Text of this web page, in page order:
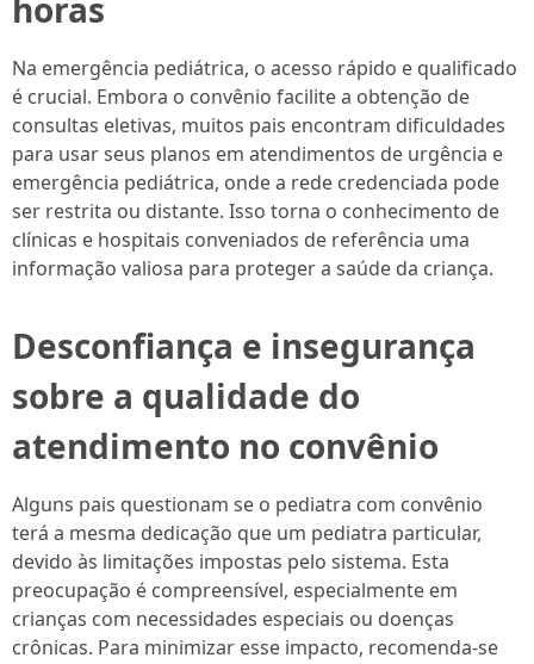
horas
Na emergência pediátrica, o acesso rápido e qualificado
é crucial. Embora o convênio facilite a obtenção de
consultas eletivas, muitos pais encontram dificuldades
para usar seus planos em atendimentos de urgência e
emergência pediátrica, onde a rede credenciada pode
ser restrita ou distante. Isso torna o conhecimento de
clínicas e hospitais conveniados de referência uma
informação valiosa para proteger a saúde da criança.
Desconfiança e insegurança
sobre a qualidade do
atendimento no convênio
Alguns pais questionam se o pediatra com convênio
terá a mesma dedicação que um pediatra particular,
devido às limitações impostas pelo sistema. Esta
preocupação é compreensível, especialmente em
crianças com necessidades especiais ou doenças
crônicas. Para minimizar esse impacto, recomenda-se